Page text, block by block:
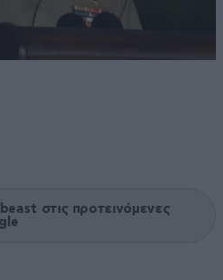
στις προτεινόμενες